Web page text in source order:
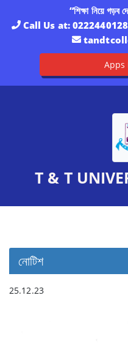
“শিক্ষা নিয়ে গড়ব
Call Us at:
Apps
T & T
নোটিশ
25.12.23